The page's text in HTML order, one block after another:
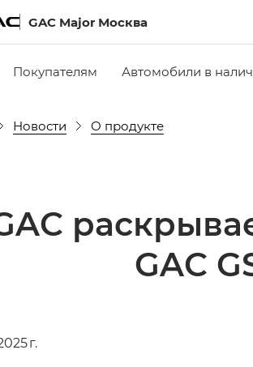
GAC Major Москва
Покупателям Автомобили в
Новости О продукте
GAC
г.